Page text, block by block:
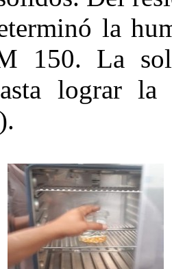
la
150. La
lograr la